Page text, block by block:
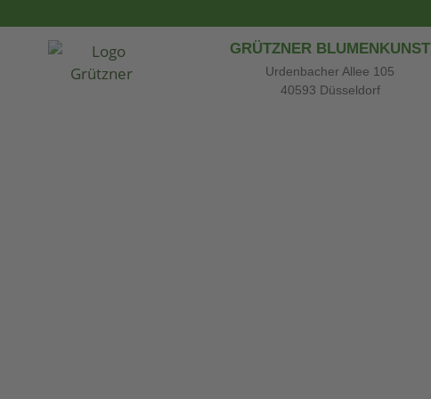
GRÜTZNER BLUMENKUNST
Urdenbacher Allee 105
40593 Düsseldorf